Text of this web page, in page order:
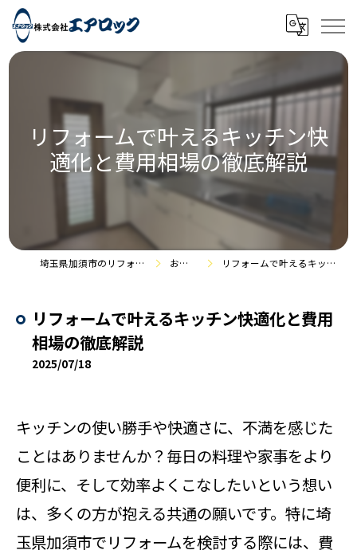
リフォームで叶えるキッチン快
適化と費用相場の徹底解説
埼玉県加須市のリフォームなら株式会社エアロック お役立ち情報 リフォームで叶えるキッチン快適化と費用相場の徹底解説
リフォームで叶えるキッチン快適化と費用
相場の徹底解説
2025/07/18
キッチンの使い勝手や快適さに、不満を感じた
ことはありませんか？毎日の料理や家事をより
便利に、そして効率よくこなしたいという想い
は、多くの方が抱える共通の願いです。特に埼
玉県加須市でリフォームを検討する際には、費